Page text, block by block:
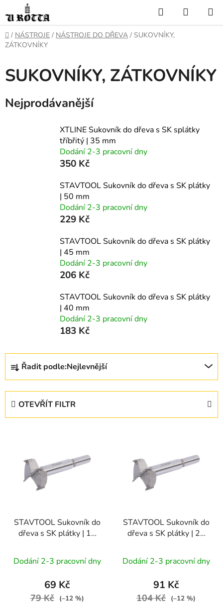
na
obsah
Hledat
KOŠÍK
DOMŮ
/ NÁSTROJE / NÁSTROJE DO DŘEVA / SUKOVNÍKY,
ZÁTKOVNÍKY
SUKOVNÍKY, ZÁTKOVNÍKY
Nejprodávanější
XTLINE Sukovník do dřeva s SK splátky
tříbřitý | 35 mm
Dodání 2-3 pracovní dny
350 Kč
STAVTOOL Sukovník do dřeva s SK plátky
| 50 mm
Dodání 2-3 pracovní dny
229 Kč
STAVTOOL Sukovník do dřeva s SK plátky
| 45 mm
Dodání 2-3 pracovní dny
206 Kč
STAVTOOL Sukovník do dřeva s SK plátky
| 40 mm
Dodání 2-3 pracovní dny
183 Kč
Ř
z
Řadit podle:Nejlevnější
OTEVŘÍT FILTR
STAVTOOL Sukovník do
dřeva s SK plátky | 15
Dodání 2-3 pracovní dny
69 Kč
79 Kč (–12 %)
STAVTOOL Sukovník do
dřeva s SK plátky | 20
Dodání 2-3 pracovní dny
91 Kč
104 Kč (–12 %)